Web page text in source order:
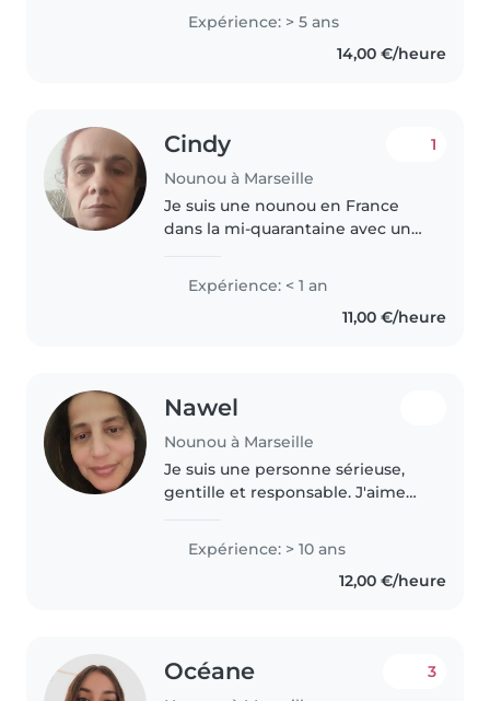
d'esperience comme nounou
nouveux né à maternelle. merci
Expérience: > 5 ans
14,00 €/heure
Cindy
Nounou à Marseille
1
Je suis une nounou en France
dans la mi-quarantaine avec une
Je suis spécialisée dans la garde
d'enfants en bas âge et en âge
préscolaire, y compris..
Expérience: < 1 an
11,00 €/heure
Nawel
Nounou à Marseille
Je suis une personne sérieuse,
gentille et responsable. J'aime
du temps avec eux. Je peux aider
pour les devoirs, jouer avec eux
Expérience: > 10 ans
12,00 €/heure
Océane 3